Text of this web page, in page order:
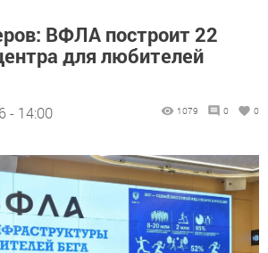
ВФЛА построит 22
для любителей
- 14:00 1079 0 0